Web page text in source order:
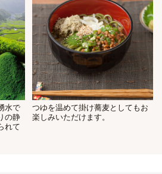
水で
の静
れて
つゆを温めて掛け蕎麦としてもお
楽しみいただけます。